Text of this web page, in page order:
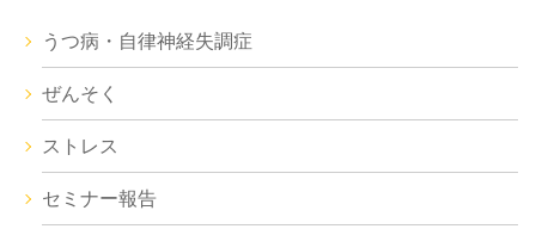
うつ病・自律神経失調症
ぜんそく
ストレス
セミナー報告